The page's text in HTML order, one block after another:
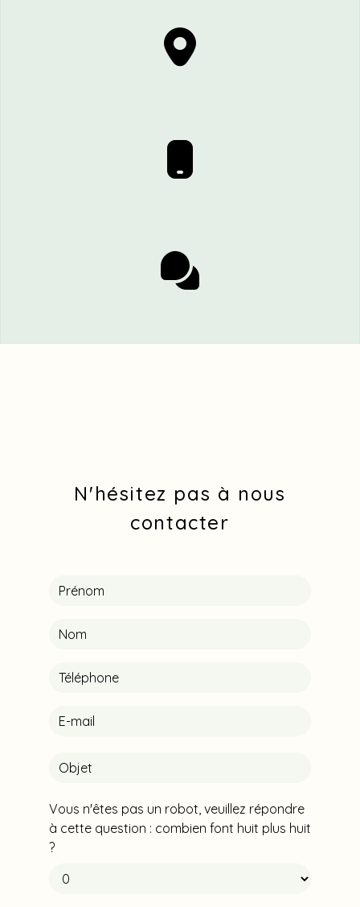
N'hésitez pas à nous
contacter
Vous n'êtes pas un robot, veuillez répondre
à cette question : combien font huit plus huit
?